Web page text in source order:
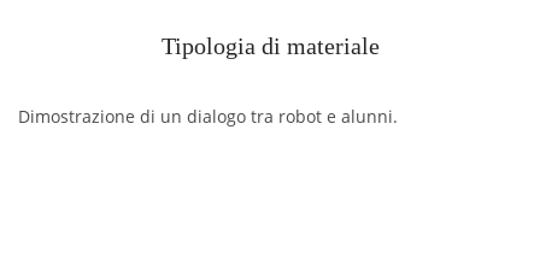
Tipologia di materiale
Dimostrazione di un dialogo tra robot e alunni.